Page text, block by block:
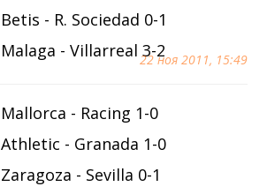
22 ноя 2011, 15:49
Betis - R. Sociedad 0-1
Malaga - Villarreal 3-2
Mallorca - Racing 1-0
Athletic - Granada 1-0
Zaragoza - Sevilla 0-1